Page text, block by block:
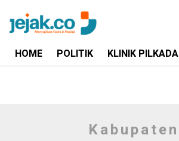
HOME POLITIK KLINIK PILKADA
Kabupaten